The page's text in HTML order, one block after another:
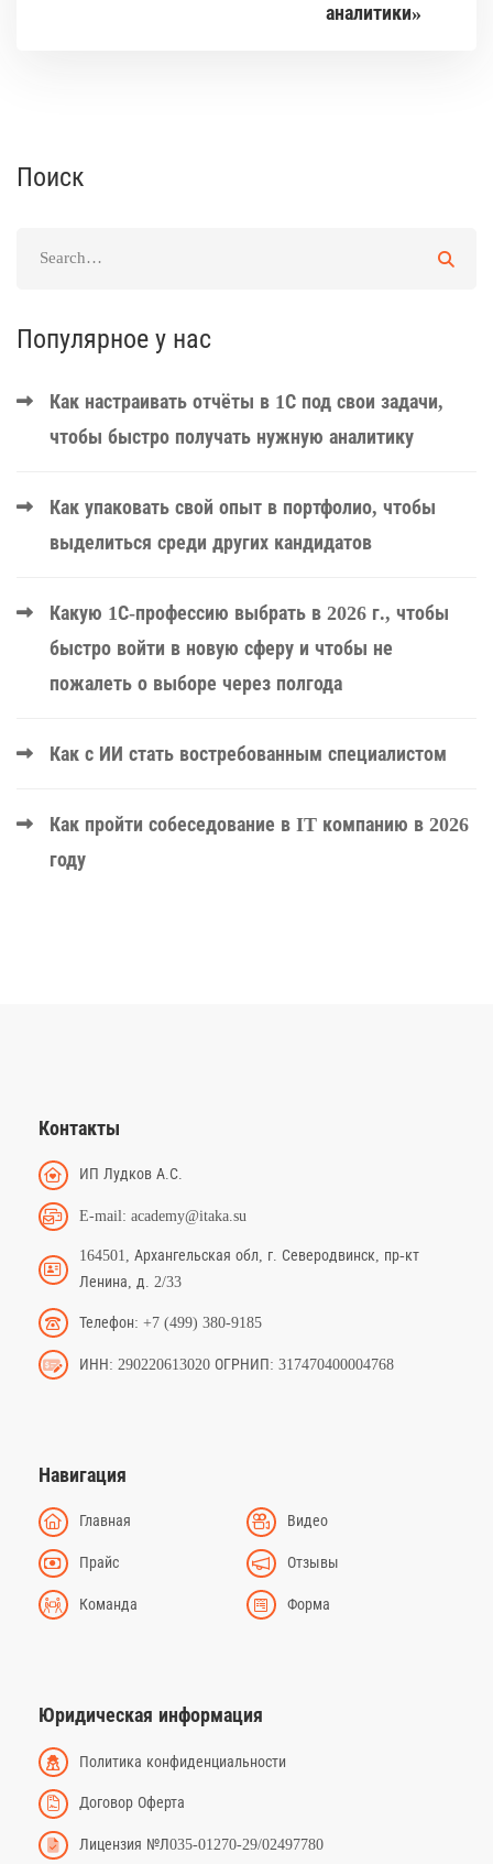
аналитики»
Поиск
Популярное у нас
Как настраивать отчёты в 1С под свои задачи,
чтобы быстро получать нужную аналитику
Как упаковать свой опыт в портфолио, чтобы
выделиться среди других кандидатов
Какую 1С-профессию выбрать в 2026 г., чтобы
быстро войти в новую сферу и чтобы не
пожалеть о выборе через полгода
Как с ИИ стать востребованным специалистом
Как пройти собеседование в IT компанию в 2026
году
Контакты
ИП Лудков А.С.
E-mail: academy@itaka.su
164501, Архангельская обл, г. Северодвинск, пр-кт
Ленина, д. 2/33
Телефон: +7 (499) 380-9185
ИНН: 290220613020 ОГРНИП: 317470400004768
Навигация
Главная Видео
Прайс Отзывы
Команда Форма
Юридическая информация
Политика конфиденциальности
Договор Оферта
Лицензия №Л035-01270-29/02497780